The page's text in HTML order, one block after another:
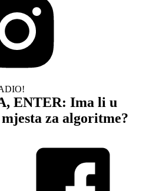
ENTER: Ima li u
za algoritme?